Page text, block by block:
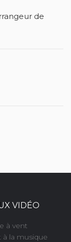
de
VIDÉO
à vent
la musique